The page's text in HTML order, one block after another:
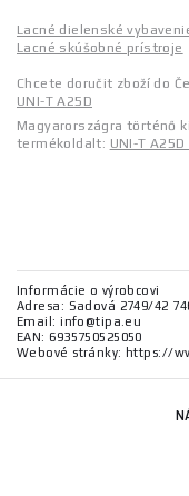
Lacné dielenské
Lacné skúšobné prístroje
Chcete doručit zboží do
UNI-T A25D
Magyarországra történő
termékoldalt: UNI-T
Informácie o výrobcovi
Adresa: Sadová 2749/42
Email: info@tipa.eu
EAN: 6935750525050
Webové stránky: https://